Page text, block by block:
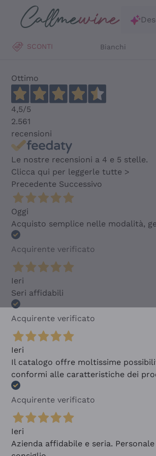
Salta al contenuto principale
SCONTI Bianchi
Ottimo
4,5/5
2.561
recensioni
Le nostre recensioni a 4 e 5 stelle.
Clicca qui per leggerle tutte >
Precedente Successivo
Oggi
Acquisto semplice nelle modalità,
Acquirente verificato
Ieri
Seri affidabili
Acquirente verificato
Ieri
Il catalogo offre moltissime
conformi alle caratteristiche dei
Acquirente verificato
Ieri
Azienda affidabile e seria.